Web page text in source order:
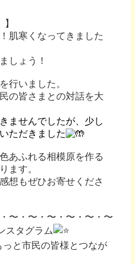
肌寒くなってきました
しょう！
行いました。
の皆さまとの対話を大
ませんでしたが、少し
ただきました
あふれる相模原を作る
ます。
想もぜひお寄せくださ
〜・〜・〜・〜・〜・〜
スタグラム
と市民の皆様とつなが